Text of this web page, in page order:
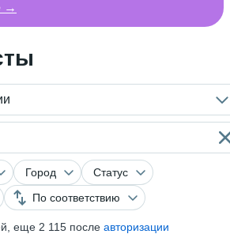
→
Город
Статус
По соответствию
еще 2 115 после авторизации